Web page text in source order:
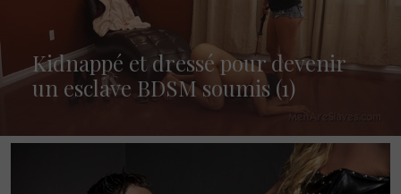
Kidnappé et dressé pour devenir
un esclave BDSM soumis (1)